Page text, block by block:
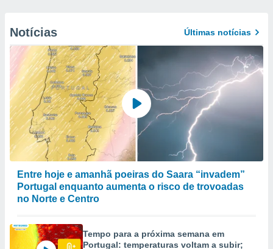
Notícias Últimas notícias
Entre hoje e amanhã poeiras do Saara “invadem”
Portugal enquanto aumenta o risco de trovoadas
no Norte e Centro
Tempo para a próxima semana em
Portugal: temperaturas voltam a subir;